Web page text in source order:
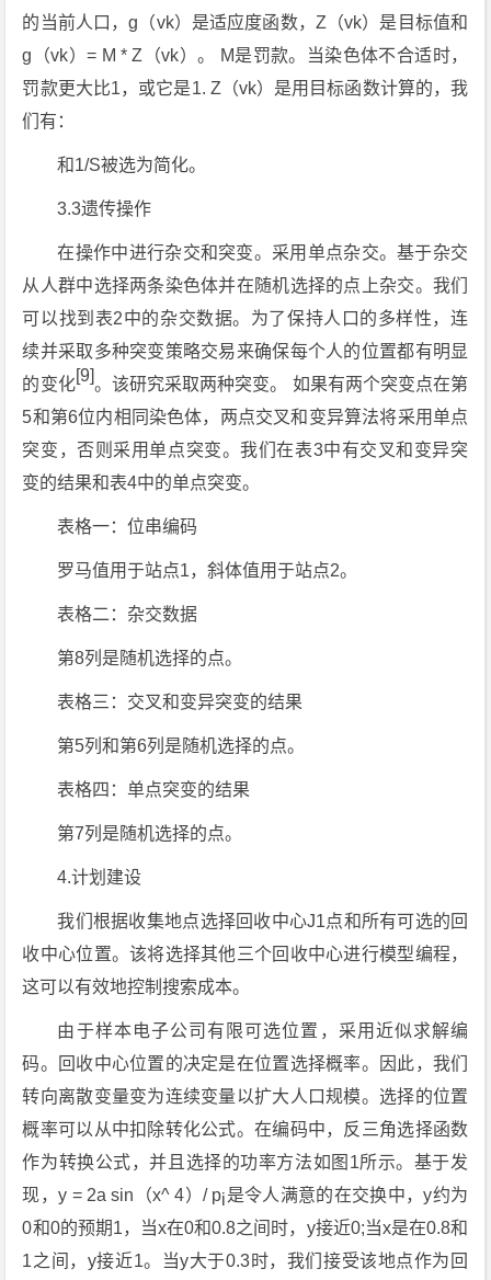
的当前人口，g（vk）是适应度函数，Z（vk）是目标值和
g（vk）= M * Z（vk）。 M是罚款。当染色体不合适时，
罚款更大比1，或它是1. Z（vk）是用目标函数计算的，我
们有：
和1/S被选为简化。
3.3遗传操作
在操作中进行杂交和突变。采用单点杂交。基于杂交
从人群中选择两条染色体并在随机选择的点上杂交。我们
可以找到表2中的杂交数据。为了保持人口的多样性，连
续并采取多种突变策略交易来确保每个人的位置都有明显
的变化[9]。该研究采取两种突变。 如果有两个突变点在第
5和第6位内相同染色体，两点交叉和变异算法将采用单点
突变，否则采用单点突变。我们在表3中有交叉和变异突
变的结果和表4中的单点突变。
表格一：位串编码
罗马值用于站点1，斜体值用于站点2。
表格二：杂交数据
第8列是随机选择的点。
表格三：交叉和变异突变的结果
第5列和第6列是随机选择的点。
表格四：单点突变的结果
第7列是随机选择的点。
4.计划建设
我们根据收集地点选择回收中心J1点和所有可选的回
收中心位置。该将选择其他三个回收中心进行模型编程，
这可以有效地控制搜索成本。
由于样本电子公司有限可选位置，采用近似求解编
码。回收中心位置的决定是在位置选择概率。因此，我们
转向离散变量变为连续变量以扩大人口规模。选择的位置
概率可以从中扣除转化公式。在编码中，反三角选择函数
作为转换公式，并且选择的功率方法如图1所示。基于发
现，y = 2a sin（x^ 4）/ pi是令人满意的在交换中，y约为
0和0的预期1，当x在0和0.8之间时，y接近0;当x是在0.8和
1之间，y接近1。当y大于0.3时，我们接受该地点作为回